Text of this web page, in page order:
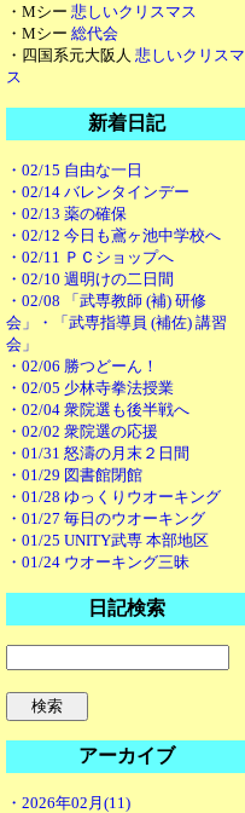
・Mシー 悲しいクリスマス
・Mシー 総代会
・四国系元大阪人 悲しいクリスマ
ス
新着日記
・02/15 自由な一日
・02/14 バレンタインデー
・02/13 薬の確保
・02/12 今日も鳶ヶ池中学校へ
・02/11 ＰＣショップへ
・02/10 週明けの二日間
・02/08 「武専教師 (補) 研修
会」・「武専指導員 (補佐) 講習
会」
・02/06 勝つどーん！
・02/05 少林寺拳法授業
・02/04 衆院選も後半戦へ
・02/02 衆院選の応援
・01/31 怒濤の月末２日間
・01/29 図書館閉館
・01/28 ゆっくりウオーキング
・01/27 毎日のウオーキング
・01/25 UNITY武専 本部地区
・01/24 ウオーキング三昧
日記検索
アーカイブ
・2026年02月(11)